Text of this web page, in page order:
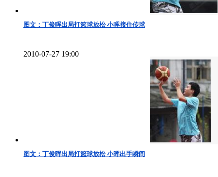
图文：丁俊晖出局打篮球放松 小晖接住传球
2010-07-27 19:00
图文：丁俊晖出局打篮球放松 小晖出手瞬间